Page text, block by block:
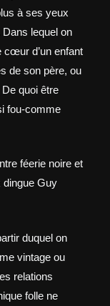
à ses yeux
Dans lequel on
cœur d’un enfant
de son père, ou
quoi être
fou-comme
féerie noire et
dingue Guy
duquel on
vintage ou
relations
folle ne